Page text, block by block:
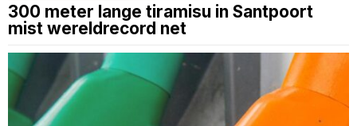
300 meter lange tiramisu in Santpoort
mist wereldrecord net